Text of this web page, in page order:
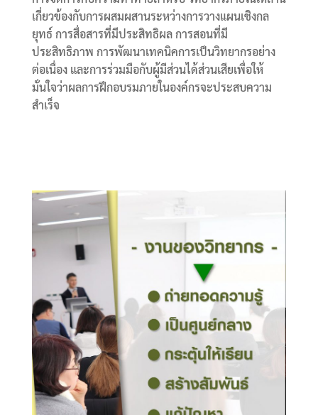
เกี่ยวข้องกับการผสมผสานระหว่างการวางแผนเชิงกล
ยุทธ์ การสื่อสารที่มีประสิทธิผล การสอนที่มี
ประสิทธิภาพ การพัฒนาเทคนิคการเป็นวิทยากรอย่าง
ต่อเนื่อง และการร่วมมือกับผู้มีส่วนได้ส่วนเสียเพื่อให้
มั่นใจว่าผลการฝึกอบรมภายในองค์กรจะประสบความ
สำเร็จ